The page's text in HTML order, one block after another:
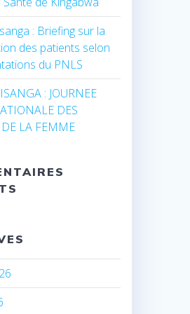
: Briefing sur la
des patients selon
du PNLS
: JOURNEE
DES
LA FEMME